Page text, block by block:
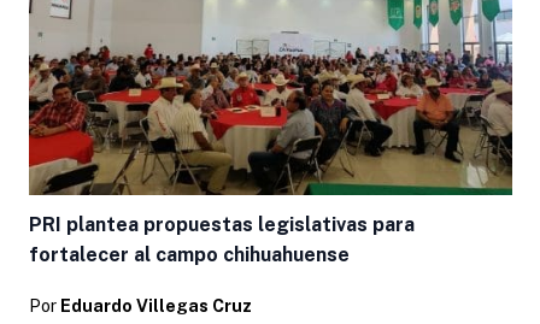
PRI plantea propuestas legislativas para
fortalecer al campo chihuahuense
Por Eduardo Villegas Cruz